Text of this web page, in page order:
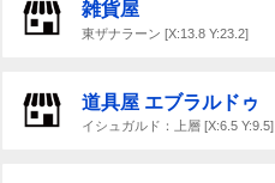
雑貨屋
東ザナラーン [X:13.8 Y:23.2]
道具屋 エブラルドゥ
イシュガルド：上層 [X:6.5 Y:9.5]